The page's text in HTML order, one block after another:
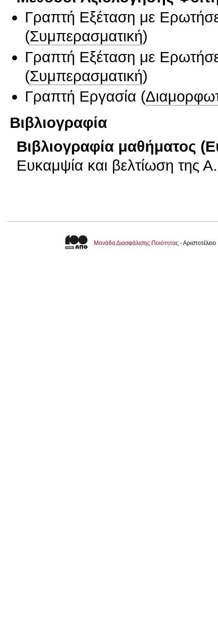
Γραπτή Εξέταση με
(Συμπερασματική)
Γραπτή Εξέταση με
(Συμπερασματική)
Γραπτή Εργασία (
Βιβλιογραφία
Βιβλιογραφία μαθήματος
Ευκαμψία και βελτίωση της
Μονάδα Διασφάλισης Ποιότητας -